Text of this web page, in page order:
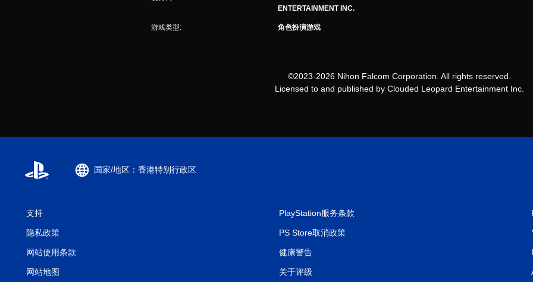
ENTERTAINMENT INC.
游戏类型: 角色扮演游戏
©2023-2026 Nihon Falcom Corporation. All rights reserved.
Licensed to and published by Clouded Leopard Entertainment Inc.
国家/地区：香港特别行政区
支持
隐私政策
网站使用条款
网站地图
PlayStation服务条款
PS Store取消政策
健康警告
关于评级